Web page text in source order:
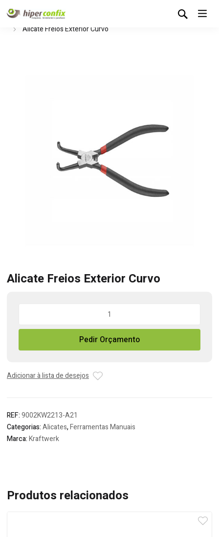
Início Loja Hipertintas
Alicates
Alicate Freios Exterior Curvo
Alicate Freios Exterior Curvo
Alicate
Exterior
Pedir Orçamento
Adicionar à lista de desejos
REF:9002KW2213-A21
Categorias:Alicates,Ferramentas Manuais
Marca:Kraftwerk
Produtos relacionados